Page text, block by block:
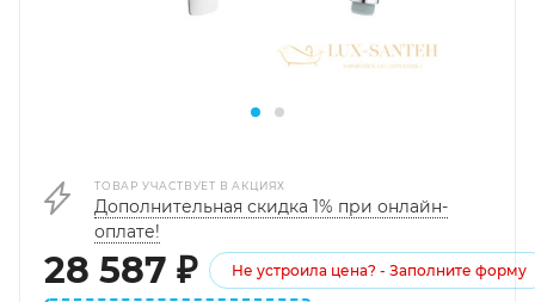
ТОВАР УЧАСТВУЕТ В АКЦИЯХ
Дополнительная скидка 1% при онлайн-
оплате!
28 587 ₽ Не устроила цена? - Заполните форму